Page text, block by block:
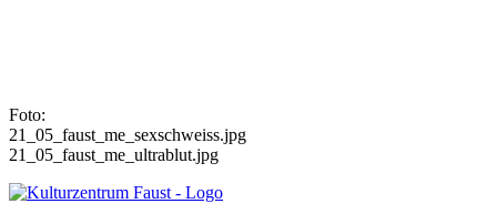
Foto:
21_05_faust_me_sexschweiss.jpg
21_05_faust_me_ultrablut.jpg